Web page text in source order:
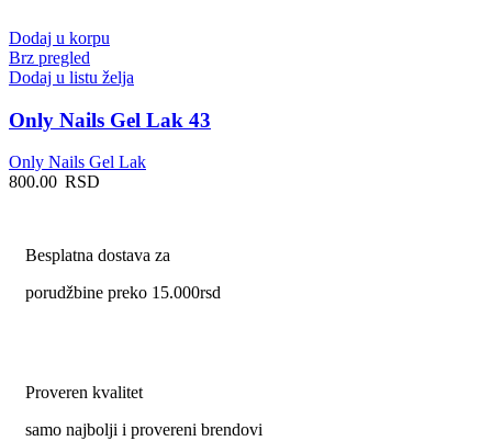
Dodaj u korpu
Brz pregled
Dodaj u listu želja
Only Nails Gel Lak 43
Only Nails Gel Lak
800.00 RSD
Besplatna dostava za
porudžbine preko 15.000rsd
Proveren kvalitet
samo najbolji i provereni brendovi